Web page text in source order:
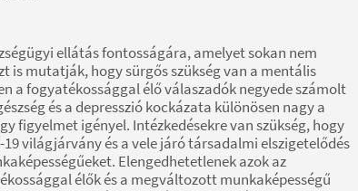
ellátás fontosságára, amelyet sokan nem
is mutatják, hogy sürgős szükség van a mentális
a fogyatékossággal élő válaszadók negyede számolt
és a depresszió kockázata különösen nagy a
figyelmet igényel. Intézkedésekre van szükség, hogy
világjárvány és a vele járó társadalmi elszigetelődés
Elengedhetetlenek azok az
élők és a megváltozott munkaképességű